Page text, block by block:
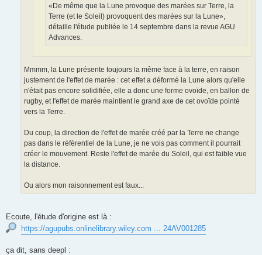
«De même que la Lune provoque des marées sur Terre, la
Terre (et le Soleil) provoquent des marées sur la Lune»,
détaille l'étude publiée le 14 septembre dans la revue AGU
Advances.
Mmmm, la Lune présente toujours la même face à la terre, en raison
justement de l'effet de marée : cet effet a déformé la Lune alors qu'elle
n'était pas encore solidifiée, elle a donc une forme ovoïde, en ballon de
rugby, et l'effet de marée maintient le grand axe de cet ovoïde pointé
vers la Terre.
Du coup, la direction de l'effet de marée créé par la Terre ne change
pas dans le référentiel de la Lune, je ne vois pas comment il pourrait
créer le mouvement. Reste l'effet de marée du Soleil, qui est faible vue
la distance.
Ou alors mon raisonnement est faux...
Ecoute, l'étude d'origine est là :
https://agupubs.onlinelibrary.wiley.com ... 24AV001285
ça dit, sans deepl :